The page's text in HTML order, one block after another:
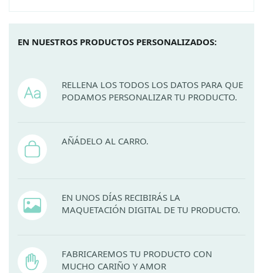
EN NUESTROS PRODUCTOS PERSONALIZADOS:
RELLENA LOS TODOS LOS DATOS PARA QUE
PODAMOS PERSONALIZAR TU PRODUCTO.
AÑÁDELO AL CARRO.
EN UNOS DÍAS RECIBIRÁS LA
MAQUETACIÓN DIGITAL DE TU PRODUCTO.
FABRICAREMOS TU PRODUCTO CON
MUCHO CARIÑO Y AMOR